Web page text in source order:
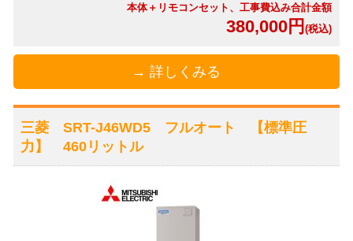
本体＋リモコンセット、工事費込み合計金額
380,000円 (税込)
→ 詳しくみる
三菱 SRT-J46WD5 フルオート 【標準圧
力】 460リットル